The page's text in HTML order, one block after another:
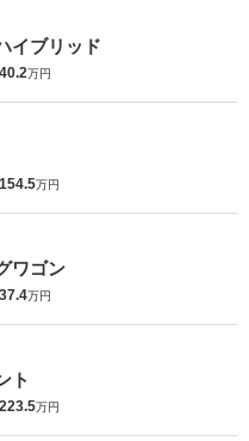
イブリッド
40.2万円
154.5万円
ワゴン
37.4万円
ト
223.5万円